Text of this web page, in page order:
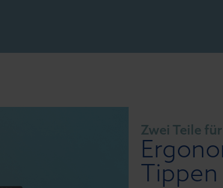
Zwei Teile
Tippen